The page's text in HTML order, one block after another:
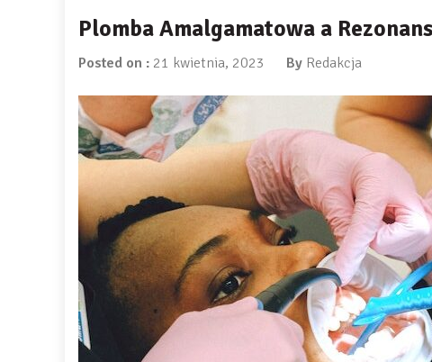
Plomba Amalgamatowa a
Posted on : 21 kwietnia, 2023 By Redakcja